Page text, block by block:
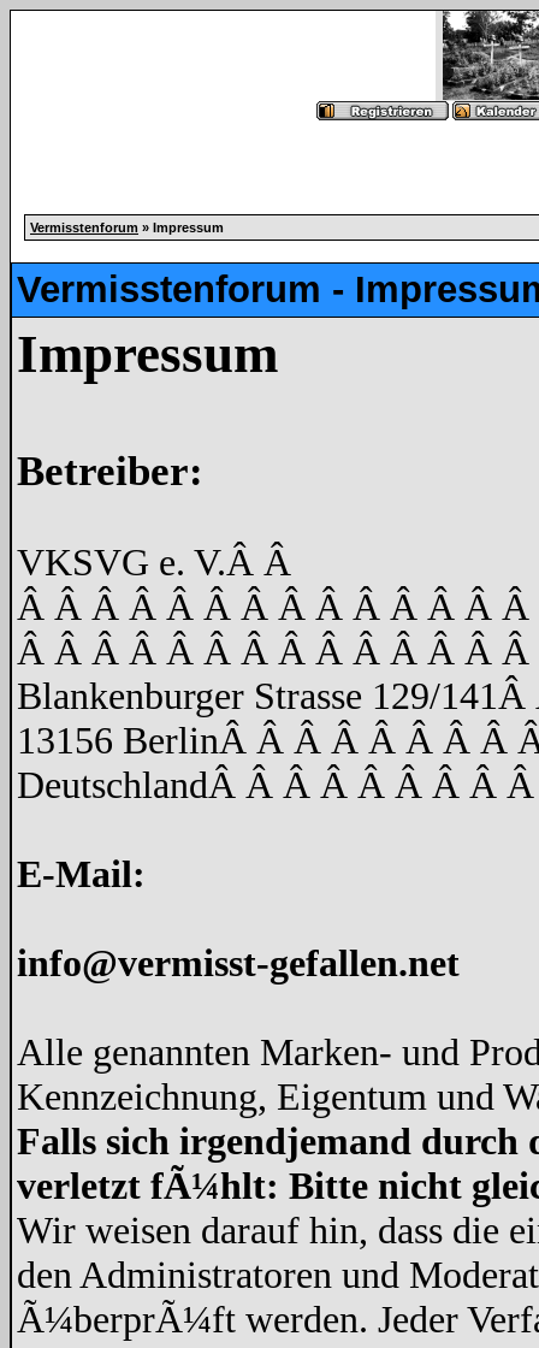
Vermisstenforum » Impressum
Vermisstenforum -
Impressum
Betreiber:
VKSVG e. V.Â Â
Â Â Â Â Â Â Â Â Â Â Â Â Â
Â Â Â Â Â Â Â Â Â Â Â Â Â
Blankenburger Strasse 129/141Â
13156 BerlinÂ Â Â Â Â Â Â Â
DeutschlandÂ Â Â Â Â Â Â Â
E-Mail:
info@vermisst-gefallen.net
Alle genannten Marken- und
Kennzeichnung, Eigentum und
Falls sich irgendjemand durch
verletzt fÃ¼hlt: Bitte nicht
Wir weisen darauf hin, dass die
den Administratoren und
Ã¼berprÃ¼ft werden. Jeder